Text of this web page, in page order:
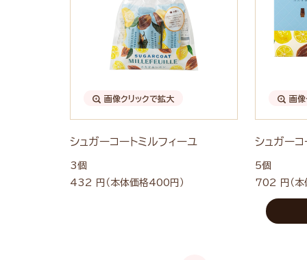
画像クリックで拡大
シュガーコートミルフィーユ
3個
432 円 （本体価格400円）
画像
シュガーコ
5個
702 円 （